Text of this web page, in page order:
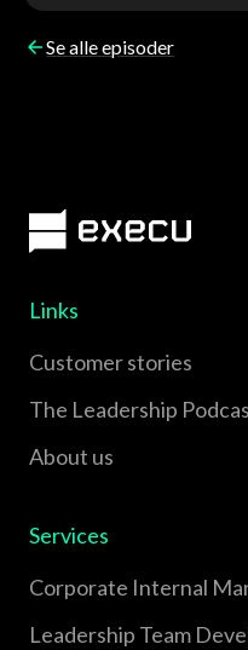
Se alle episoder
Links
Customer stories
The Leadership
About us
Services
Corporate Internal
Leadership Team